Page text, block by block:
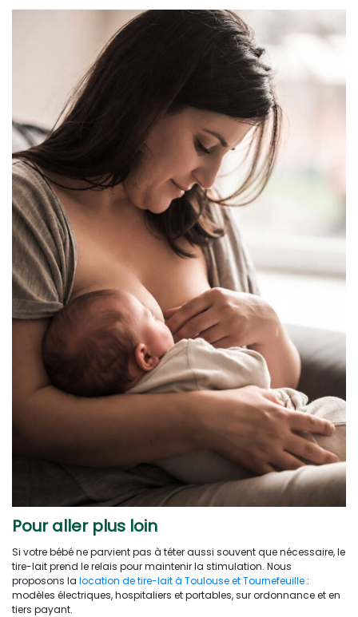
Pour aller plus loin
Si votre bébé ne parvient pas à téter aussi souvent que nécessaire, le
tire-lait prend le relais pour maintenir la stimulation. Nous
proposons la location de tire-lait à Toulouse et Tournefeuille :
modèles électriques, hospitaliers et portables, sur ordonnance et en
tiers payant.